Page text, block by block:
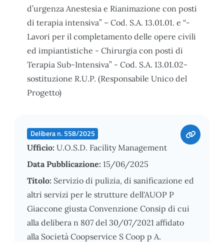
d’urgenza Anestesia e Rianimazione con posti
di terapia intensiva” – Cod. S.A. 13.01.01. e “-
Lavori per il completamento delle opere civili
ed impiantistiche - Chirurgia con posti di
Terapia Sub-Intensiva” - Cod. S.A. 13.01.02-
sostituzione R.U.P. (Responsabile Unico del
Progetto)
Delibera n. 558/2025
Ufficio: U.O.S.D. Facility Management
Data Pubblicazione: 15/06/2025
Titolo: Servizio di pulizia, di sanificazione ed
altri servizi per le strutture dell'AUOP P
Giaccone giusta Convenzione Consip di cui
alla delibera n 807 del 30/07/2021 affidato
alla Società Coopservice S Coop p A.